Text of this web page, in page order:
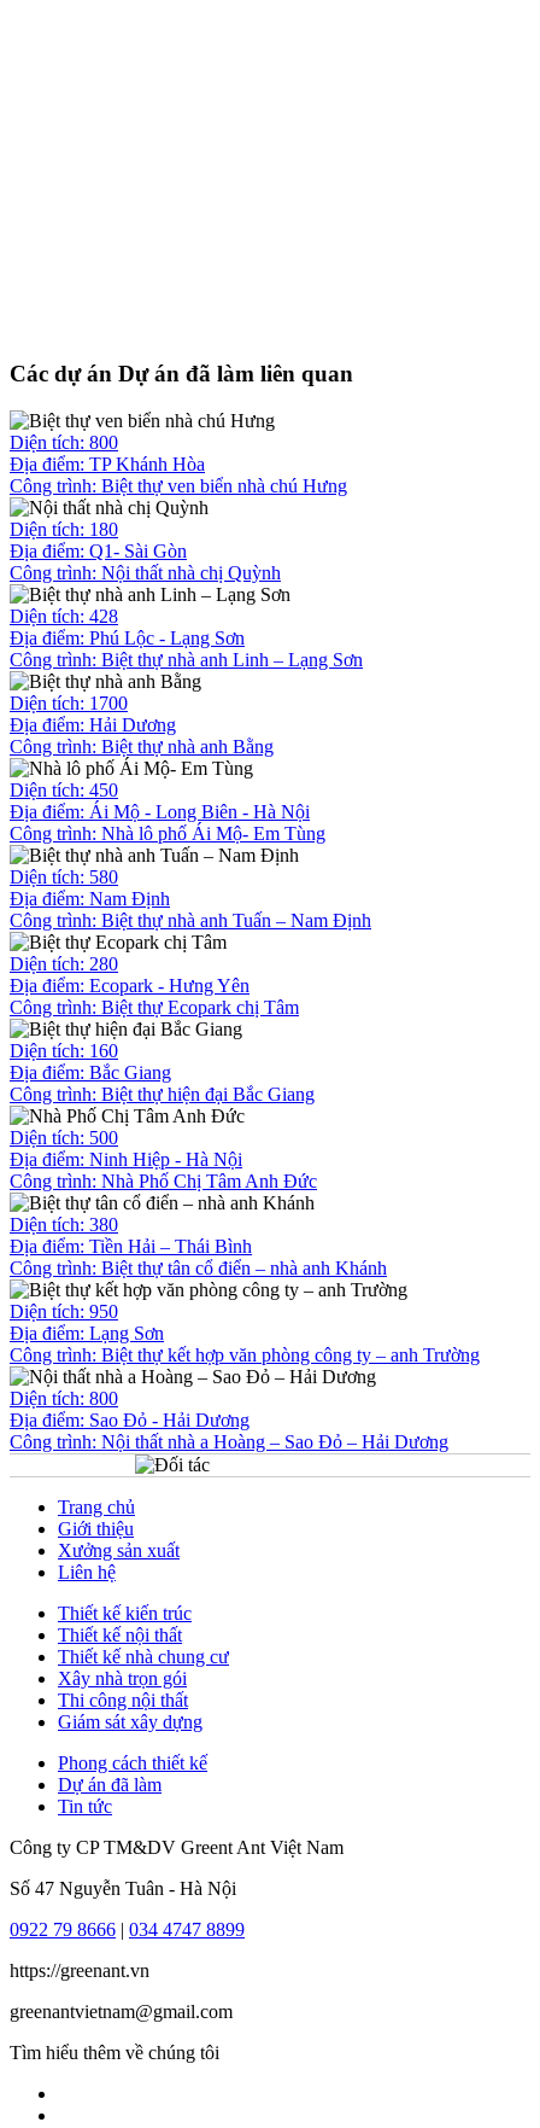
Các dự án Dự án đã làm liên quan
Diện tích: 800
Địa điểm: TP Khánh Hòa
Công trình: Biệt thự ven biển nhà chú Hưng
Diện tích: 180
Địa điểm: Q1- Sài Gòn
Công trình: Nội thất nhà chị Quỳnh
Diện tích: 428
Địa điểm: Phú Lộc - Lạng Sơn
Công trình: Biệt thự nhà anh Linh – Lạng Sơn
Diện tích: 1700
Địa điểm: Hải Dương
Công trình: Biệt thự nhà anh Bằng
Diện tích: 450
Địa điểm: Ái Mộ - Long Biên - Hà Nội
Công trình: Nhà lô phố Ái Mộ- Em Tùng
Diện tích: 580
Địa điểm: Nam Định
Công trình: Biệt thự nhà anh Tuấn – Nam Định
Diện tích: 280
Địa điểm: Ecopark - Hưng Yên
Công trình: Biệt thự Ecopark chị Tâm
Diện tích: 160
Địa điểm: Bắc Giang
Công trình: Biệt thự hiện đại Bắc Giang
Diện tích: 500
Địa điểm: Ninh Hiệp - Hà Nội
Công trình: Nhà Phố Chị Tâm Anh Đức
Diện tích: 380
Địa điểm: Tiền Hải – Thái Bình
Công trình: Biệt thự tân cổ điển – nhà anh Khánh
Diện tích: 950
Địa điểm: Lạng Sơn
Công trình: Biệt thự kết hợp văn phòng công ty – anh Trường
Diện tích: 800
Địa điểm: Sao Đỏ - Hải Dương
Công trình: Nội thất nhà a Hoàng – Sao Đỏ – Hải Dương
Trang chủ
Giới thiệu
Xưởng sản xuất
Liên hệ
Thiết kế kiến trúc
Thiết kế nội thất
Thiết kế nhà chung cư
Xây nhà trọn gói
Thi công nội thất
Giám sát xây dựng
Phong cách thiết kế
Dự án đã làm
Tin tức
Công ty CP TM&DV Greent Ant Việt Nam
Số 47 Nguyễn Tuân - Hà Nội
0922 79 8666 | 034 4747 8899
https://greenant.vn
greenantvietnam@gmail.com
Tìm hiểu thêm về chúng tôi